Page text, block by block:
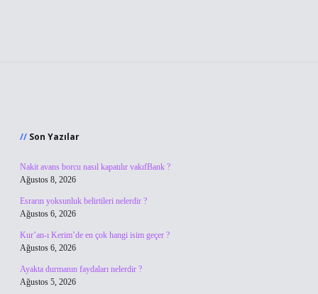
Son Yazılar
Nakit avans borcu nasıl kapatılır vakıfBank ?
Ağustos 8, 2026
Esrarın yoksunluk belirtileri nelerdir ?
Ağustos 6, 2026
Kur’an-ı Kerim’de en çok hangi isim geçer ?
Ağustos 6, 2026
Ayakta durmanın faydaları nelerdir ?
Ağustos 5, 2026